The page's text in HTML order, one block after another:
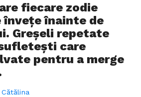
fiecare zodie
învețe înainte de
Greșeli repetate
care
pentru a merge